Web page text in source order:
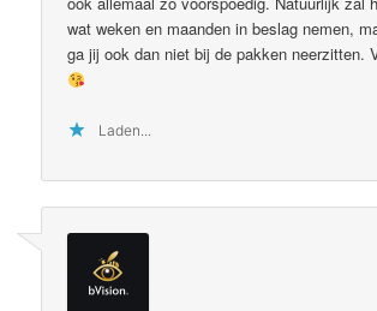
wat weken en maanden in beslag nemen,
ga jij ook dan niet bij de pakken neerzitten.
Laden...